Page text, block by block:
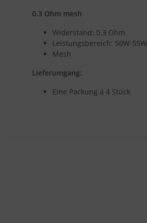
0.3 Ohm mesh
Widerstand: 0.3 Ohm
Leistungsbereich: 50W-55W
Mesh
Lieferumgang:
Eine Packung á 4 Stück